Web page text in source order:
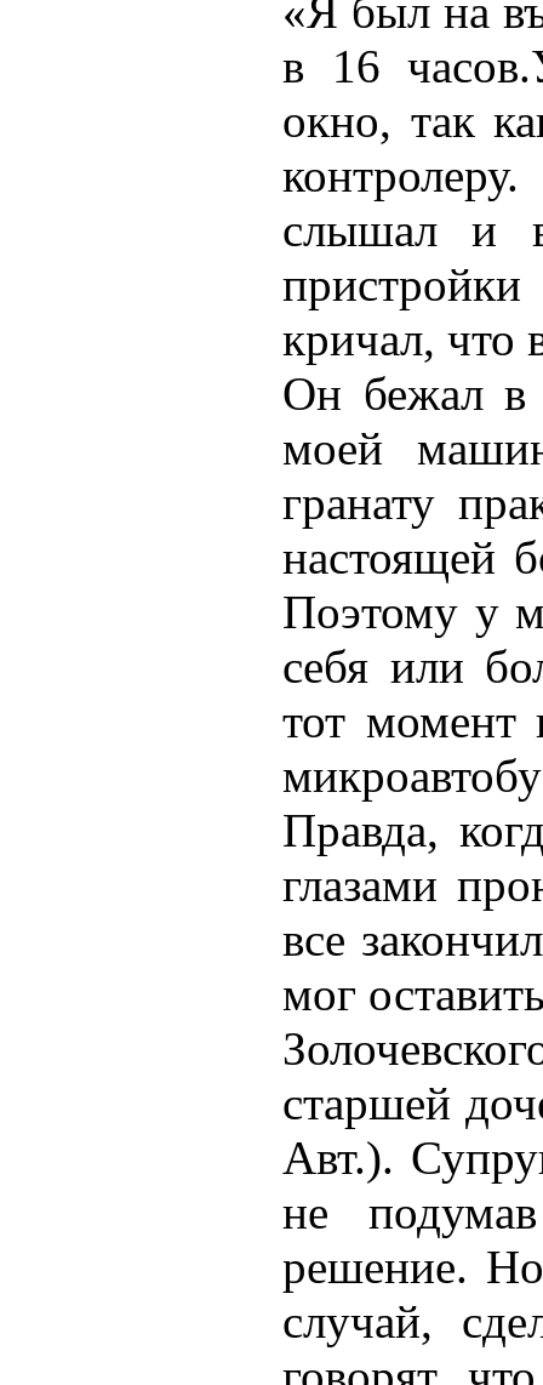
«Я был на
в 16
окно, так
слышал и
кричал, что
Он бежал в
моей
гранату
настоящей
Поэтому у
себя или
тот
Правда,
глазами
все
мог
старшей
Авт.).
не
решение.
случай,